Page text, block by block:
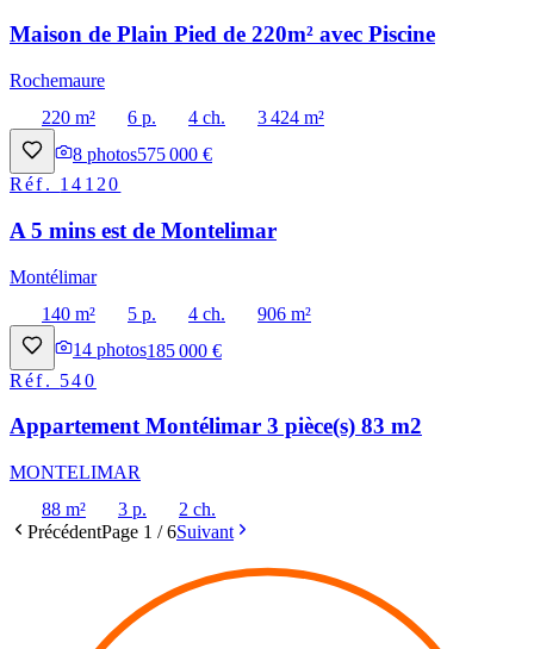
Maison de Plain Pied de 220m² avec Piscine
Rochemaure
220 m²
6 p. 4 ch.
3 424 m²
8 photos575 000 €
Réf. 14120
A 5 mins est de Montelimar
Montélimar
140 m²
5 p. 4 ch.
906 m²
14 photos185 000 €
Réf. 540
Appartement Montélimar 3 pièce(s) 83 m2
MONTELIMAR
88 m²
3 p.
2 ch.
PrécédentPage 1 /6Suivant